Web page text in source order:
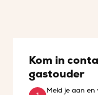
Kom in
gastouder
Meld je aan